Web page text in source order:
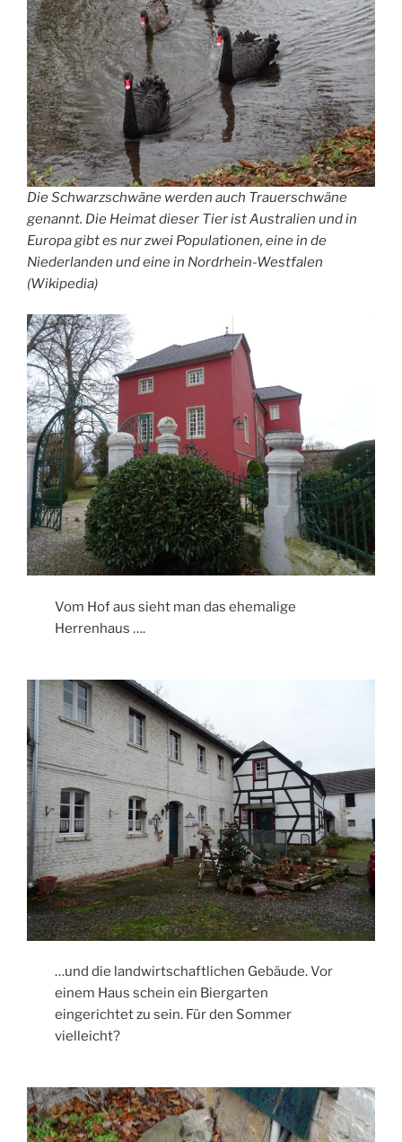
Die Schwarzschwäne werden auch Trauerschwäne
genannt. Die Heimat dieser Tier ist Australien und in
Europa gibt es nur zwei Populationen, eine in de
Niederlanden und eine in Nordrhein-Westfalen
(Wikipedia)
Vom Hof aus sieht man das ehemalige
Herrenhaus ….
…und die landwirtschaftlichen Gebäude. Vor
einem Haus schein ein Biergarten
eingerichtet zu sein. Für den Sommer
vielleicht?